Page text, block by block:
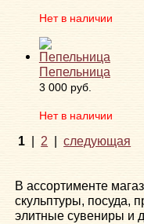
Нет в наличии
Пепельница
3 000 руб.
Нет в наличии
1 | 2 |следующая
В ассортименте
скульптуры, посуда,
элитные сувениры и